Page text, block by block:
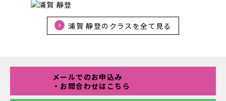
浦賀 靜登のクラスを全て見る
メールでのお申込み
・お問合わせはこちら